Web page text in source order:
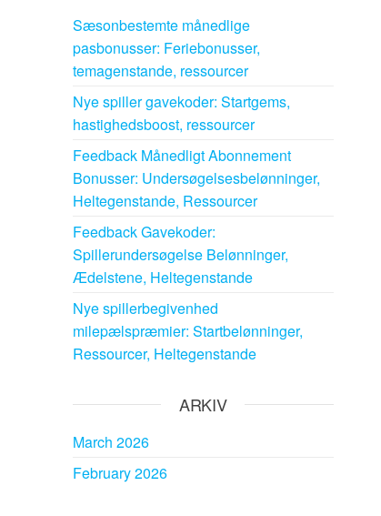
Sæsonbestemte månedlige
pasbonusser: Feriebonusser,
temagenstande, ressourcer
Nye spiller gavekoder: Startgems,
hastighedsboost, ressourcer
Feedback Månedligt Abonnement
Bonusser: Undersøgelsesbelønninger,
Heltegenstande, Ressourcer
Feedback Gavekoder:
Spillerundersøgelse Belønninger,
Ædelstene, Heltegenstande
Nye spillerbegivenhed
milepælspræmier: Startbelønninger,
Ressourcer, Heltegenstande
ARKIV
March 2026
February 2026